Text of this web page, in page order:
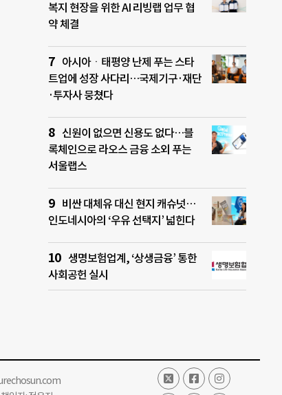
복지 현장을 위한 AI 리빙랩 업무 협
약 체결
아시아ㆍ태평양 난제 푸는 스타
트업에 성장 사다리…국제기구·재단
·투자사 뭉쳤다
신원이 없으면 신용도 없다…블
록체인으로 라오스 금융 소외 푸는
서울랩스
비싼 대체유 대신 현지 캐슈넛…
인도네시아의 ‘우유 선택지’ 넓힌다
생명보험업계, ‘상생금융’ 통한
사회공헌 실시